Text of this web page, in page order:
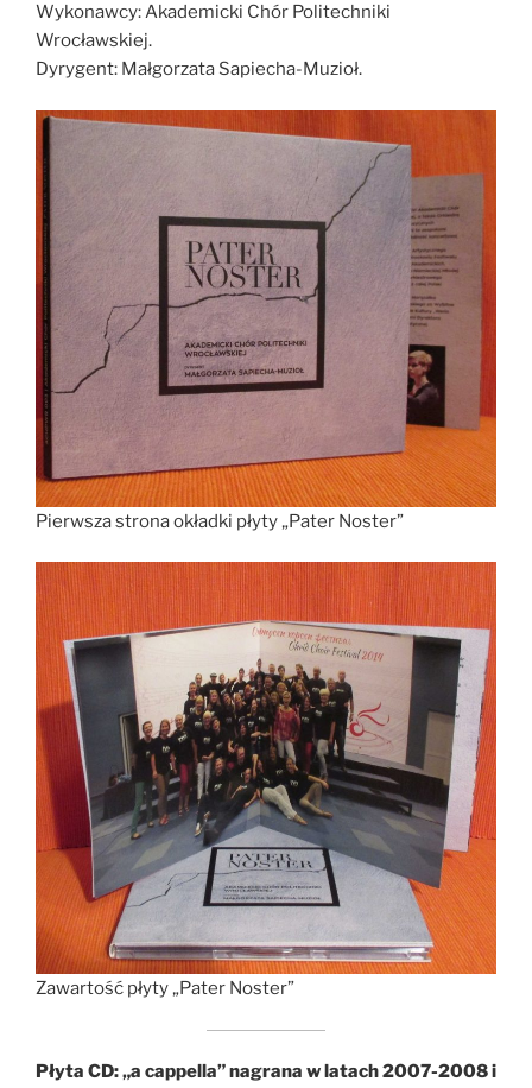
Wykonawcy: Akademicki Chór Politechniki
Wrocławskiej.
Dyrygent: Małgorzata Sapiecha-Muzioł.
Pierwsza strona okładki płyty „Pater Noster”
Zawartość płyty „Pater Noster”
Płyta CD: „a cappella” nagrana w latach 2007-2008 i